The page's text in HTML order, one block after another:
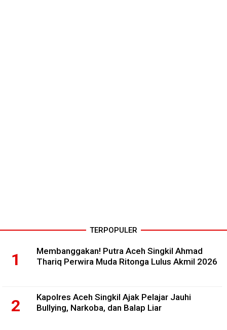
TERPOPULER
Membanggakan! Putra Aceh Singkil Ahmad
Thariq Perwira Muda Ritonga Lulus Akmil 2026
Kapolres Aceh Singkil Ajak Pelajar Jauhi
Bullying, Narkoba, dan Balap Liar